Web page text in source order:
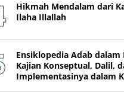
Hikmah Mendalam dari
Ilaha Illallah
Ensiklopedia Adab dalam
Kajian Konseptual, Dalil,
Implementasinya dalam